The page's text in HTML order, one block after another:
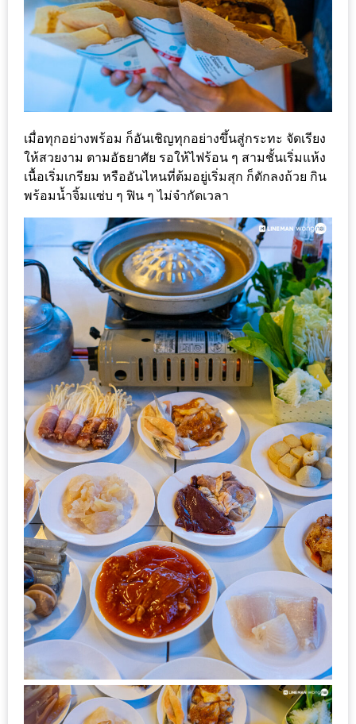
มา
พบ
สินค้า
เรื่อง
บ้าน
ครบ
จบ
ที่
HOMEPRO
FAIR
2017
เชียงใหม่
จัด
เต็ม
กับ
แผนที่
ร้าน
หมู
กระทะ
ทั่ว
เชียงใหม่
งบ
ไม่
บาน
ปลาย
อิ่ม
ลล์
ไม่
เกิน
เมื่อทุกอย่างพร้อม ก็อันเชิญทุกอย่างขึ้นสู่กระทะ จัดเรียง
ให้สวยงาม ตามอัธยาศัย รอให้ไฟร้อน ๆ สามชั้นเริ่มแห้ง
เนื้อเริ่มเกรียม หรืออันไหนที่ต้มอยู่เริ่มสุก ก็ตักลงถ้วย กิน
พร้อมน้ำจิ้มแซ่บ ๆ ฟิน ๆ ไม่จำกัดเวลา